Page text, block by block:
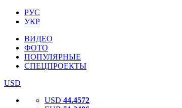
РУС
УКР
ВИДЕО
ФОТО
ПОПУЛЯРНЫЕ
СПЕЦПРОЕКТЫ
USD
USD 44.4572